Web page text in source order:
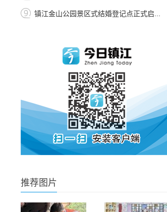
镇江金山公园景区式结婚登记点正式启...
推荐图片